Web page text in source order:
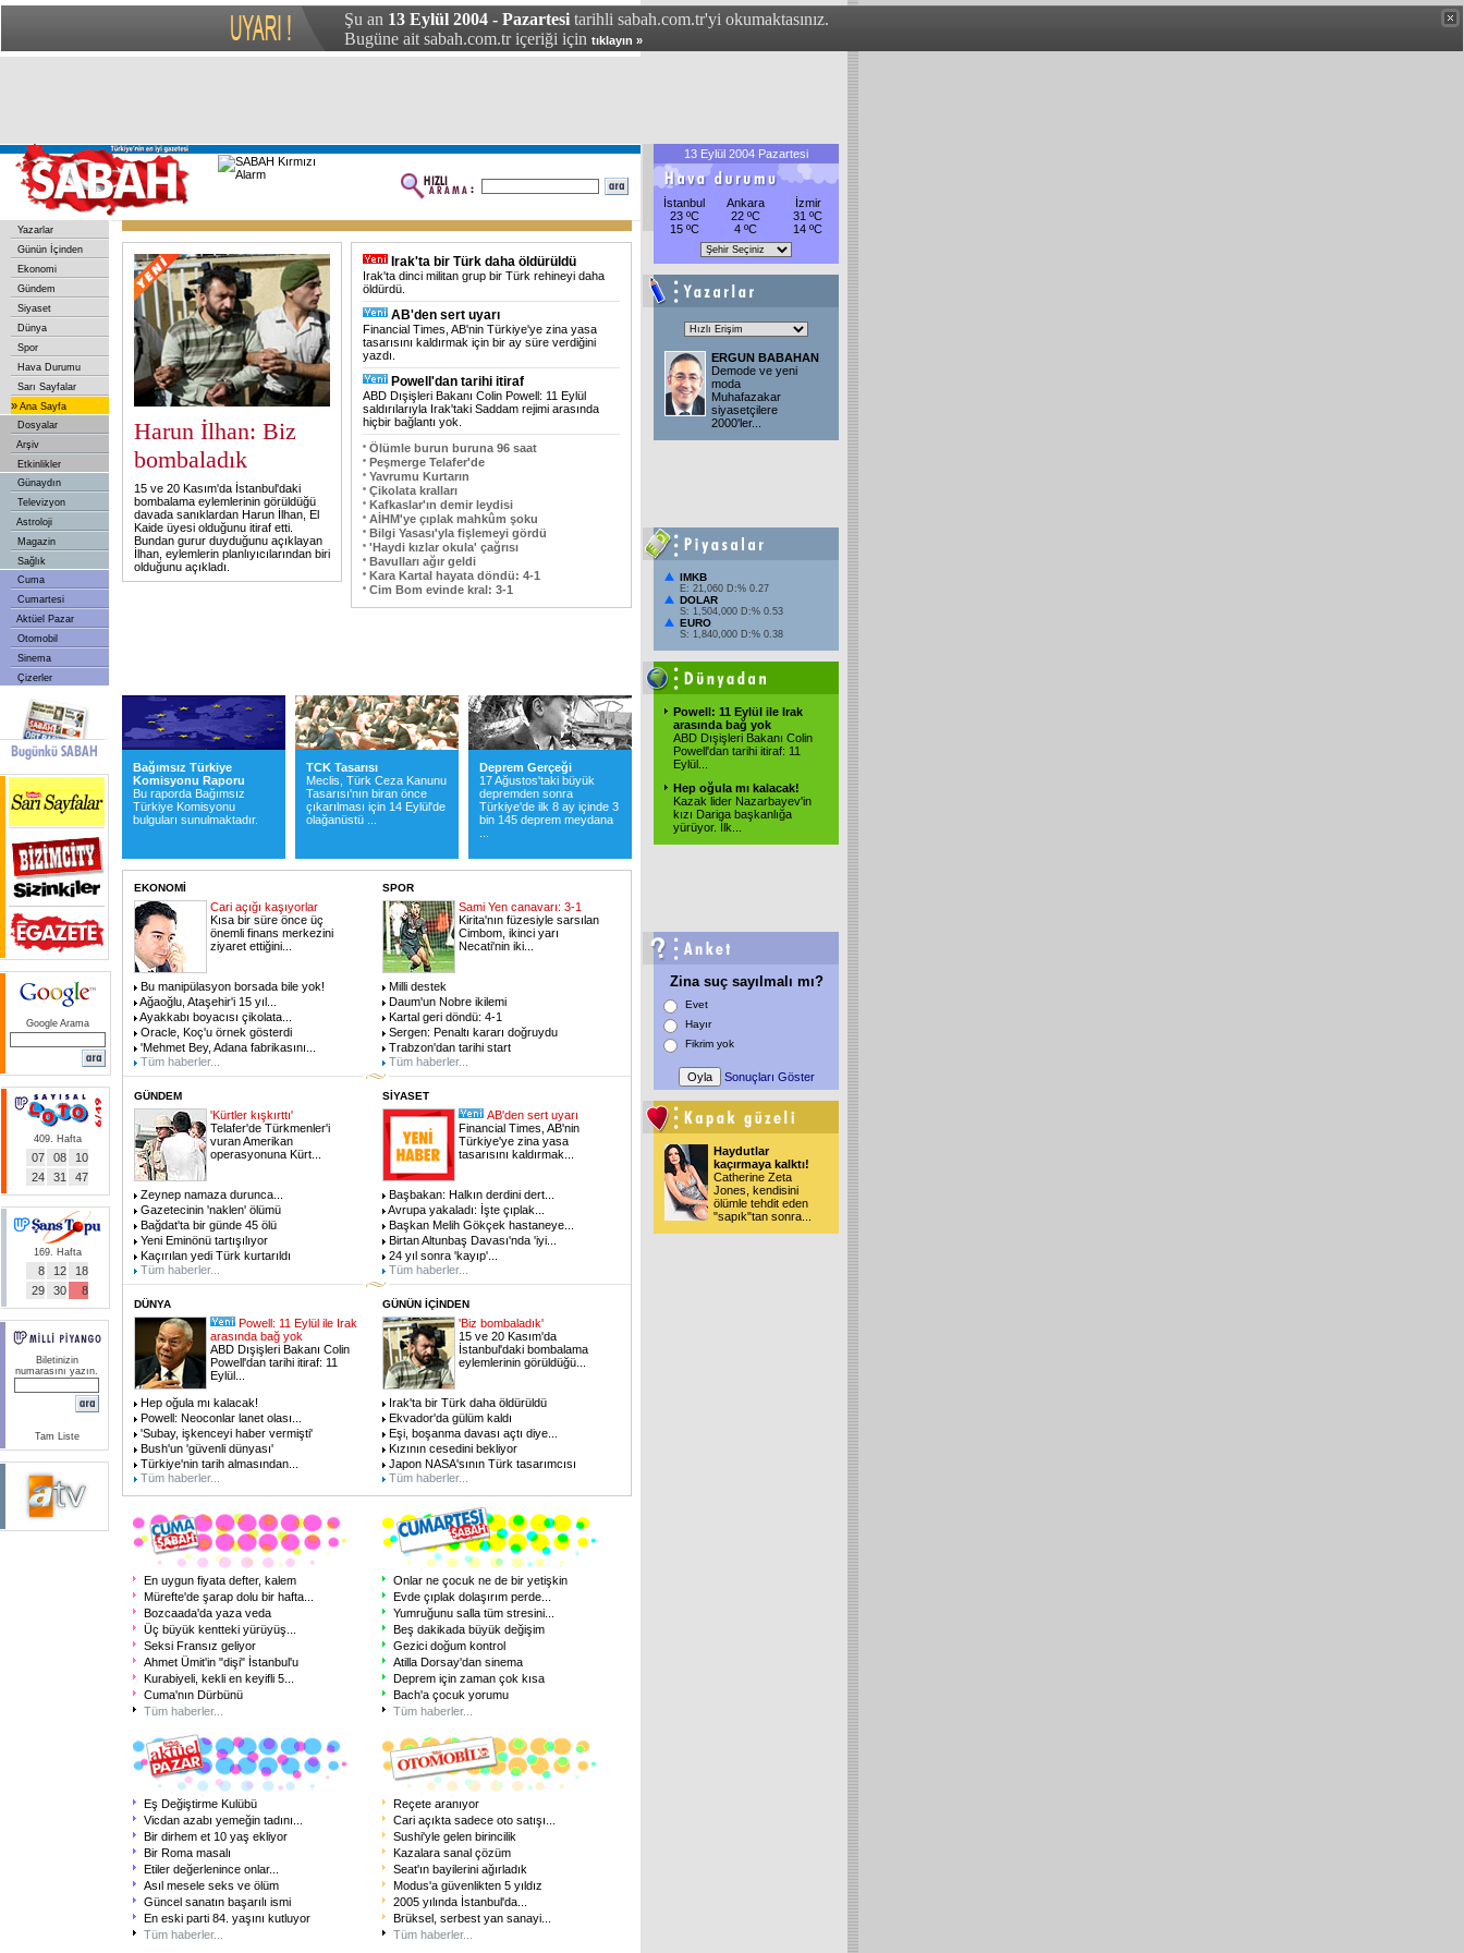
Şu an 13 Eylül 2004 - Pazartesi tarihli sabah.com.tr'yi okumaktasınız.
Bugüne ait sabah.com.tr içeriği için tıklayın »
13 Eylül 2004 Pazartesi
İstanbul
23 ºC
15 ºC
Ankara
22 ºC
4 ºC
İzmir
31 ºC
14 ºC
ERGUN BABAHAN
Demode ve yeni
moda
Muhafazakar
siyasetçilere
2000'ler...
IMKB
E: 21,060 D:% 0.27
DOLAR
S: 1,504,000 D:% 0.53
EURO
S: 1,840,000 D:% 0.38
Powell: 11 Eylül ile Irak
arasında bağ yok
ABD Dışişleri Bakanı Colin
Powell'dan tarihi itiraf: 11
Eylül
Hep oğula mı kalacak!
Kazak lider Nazarbayev'in
kızı Dariga başkanlığa
yürüyor. İlk
Zina suç sayılmalı mı?
Evet
Hayır
Fikrim yok
Sonuçları Göster
Haydutlar
kaçırmaya kalktı!
Catherine Zeta
Jones, kendisini
ölümle tehdit eden
"sapık"tan sonra
Yazarlar
Günün İçinden
Ekonomi
Gündem
Siyaset
Dünya
Spor
Hava Durumu
Sarı Sayfalar
» Ana Sayfa
Dosyalar
Arşiv
Etkinlikler
Günaydın
Televizyon
Astroloji
Magazin
Sağlık
Cuma
Cumartesi
Aktüel Pazar
Otomobil
Sinema
Çizerler
Google Arama
409. Hafta
07 08
10
24
31 47
169. Hafta
8 12
18
29
30 8
Biletinizin
numarasını yazın.
Tam Liste
Harun İlhan: Biz
bombaladık
15 ve 20 Kasım'da İstanbul'daki
bombalama eylemlerinin görüldüğü
davada sanıklardan Harun İlhan, El
Kaide üyesi olduğunu itiraf etti.
Bundan gurur duyduğunu açıklayan
İlhan, eylemlerin planlıyıcılarından biri
olduğunu açıkladı.
Irak'ta bir Türk daha öldürüldü
Irak'ta dinci militan grup bir Türk rehineyi daha
öldürdü.
AB'den sert uyarı
Financial Times, AB'nin Türkiye'ye zina yasa
tasarısını kaldırmak için bir ay süre verdiğini
yazdı.
Powell'dan tarihi itiraf
ABD Dışişleri Bakanı Colin Powell: 11 Eylül
saldırılarıyla Irak'taki Saddam rejimi arasında
hiçbir bağlantı yok.
Ölümle burun buruna 96 saat
Peşmerge Telafer'de
Yavrumu Kurtarın
Çikolata kralları
Kafkaslar'ın demir leydisi
AİHM'ye çıplak mahkûm şoku
Bilgi Yasası'yla fişlemeyi gördü
'Haydi kızlar okula' çağrısı
Bavulları ağır geldi
Kara Kartal hayata döndü: 4-1
Cim Bom evinde kral: 3-1
Bağımsız Türkiye
Komisyonu Raporu
Bu raporda Bağımsız
Türkiye Komisyonu
bulguları sunulmaktadır.
TCK Tasarısı
Meclis, Türk Ceza Kanunu
Tasarısı'nın biran önce
çıkarılması için 14 Eylül'de
olağanüstü ...
Deprem Gerçeği
17 Ağustos'taki büyük
depremden sonra
Türkiye'de ilk 8 ay içinde 3
bin 145 deprem meydana
EKONOMİ
Cari açığı kaşıyorlar
Kısa bir süre önce üç
önemli finans merkezini
ziyaret ettiğini
Bu manipülasyon borsada bile yok!
Ağaoğlu, Ataşehir'i 15 yıl
Ayakkabı boyacısı çikolata
Oracle, Koç'u örnek gösterdi
'Mehmet Bey, Adana fabrikasını
Tüm haberler...
SPOR
Sami Yen canavarı: 3-1
Kirita'nın füzesiyle sarsılan
Cimbom, ikinci yarı
Necati'nin iki
Milli destek
Daum'un Nobre ikilemi
Kartal geri döndü: 4-1
Sergen: Penaltı kararı doğruydu
Trabzon'dan tarihi start
Tüm haberler...
GÜNDEM
'Kürtler kışkırttı'
Telafer'de Türkmenler'i
vuran Amerikan
operasyonuna Kürt
Zeynep namaza durunca
Gazetecinin 'naklen' ölümü
Bağdat'ta bir günde 45 ölü
Yeni Eminönü tartışılıyor
Kaçırılan yedi Türk kurtarıldı
Tüm haberler...
SİYASET
AB'den sert uyarı
Financial Times, AB'nin
Türkiye'ye zina yasa
tasarısını kaldırmak
Başbakan: Halkın derdini dert
Avrupa yakaladı: İşte çıplak
Başkan Melih Gökçek hastaneye
Birtan Altunbaş Davası'nda 'iyi
24 yıl sonra 'kayıp'
Tüm haberler...
DÜNYA
Powell: 11 Eylül ile Irak
arasında bağ yok
ABD Dışişleri Bakanı Colin
Powell'dan tarihi itiraf: 11
Eylül
Hep oğula mı kalacak!
Powell: Neoconlar lanet olası
'Subay, işkenceyi haber vermişti'
Bush'un 'güvenli dünyası'
Türkiye'nin tarih almasından
Tüm haberler...
GÜNÜN İÇİNDEN
'Biz bombaladık'
15 ve 20 Kasım'da
İstanbul'daki bombalama
eylemlerinin görüldüğü
Irak'ta bir Türk daha öldürüldü
Ekvador'da gülüm kaldı
Eşi, boşanma davası açtı diye
Kızının cesedini bekliyor
Japon NASA'sının Türk tasarımcısı
Tüm haberler...
En uygun fiyata defter, kalem
Mürefte'de şarap dolu bir hafta
Bozcaada'da yaza veda
Üç büyük kentteki yürüyüş
Seksi Fransız geliyor
Ahmet Ümit'in "dişi" İstanbul'u
Kurabiyeli, kekli en keyifli 5
Cuma'nın Dürbünü
Tüm haberler...
Onlar ne çocuk ne de bir yetişkin
Evde çıplak dolaşırım perde
Yumruğunu salla tüm stresini
Beş dakikada büyük değişim
Gezici doğum kontrol
Atilla Dorsay'dan sinema
Deprem için zaman çok kısa
Bach'a çocuk yorumu
Tüm haberler...
Eş Değiştirme Kulübü
Vicdan azabı yemeğin tadını
Bir dirhem et 10 yaş ekliyor
Bir Roma masalı
Etiler değerlenince onlar...
Asıl mesele seks ve ölüm
Güncel sanatın başarılı ismi
En eski parti 84. yaşını kutluyor
Tüm haberler...
Reçete aranıyor
Cari açıkta sadece oto satışı
Sushi'yle gelen birincilik
Kazalara sanal çözüm
Seat'ın bayilerini ağırladık
Modus'a güvenlikten 5 yıldız
2005 yılında İstanbul'da
Brüksel, serbest yan sanayi
Tüm haberler...